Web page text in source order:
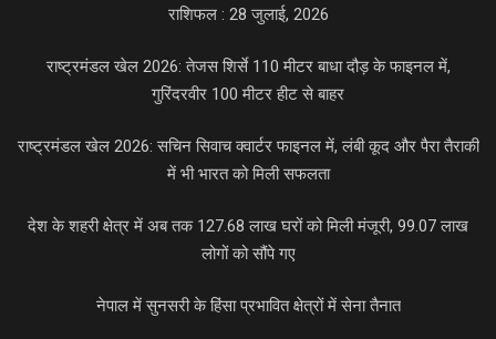
राशिफल : 28 जुलाई, 2026
राष्ट्रमंडल खेल 2026: तेजस शिर्से 110 मीटर बाधा दौड़ के फाइनल में,
गुरिंदरवीर 100 मीटर हीट से बाहर
राष्ट्रमंडल खेल 2026: सचिन सिवाच क्वार्टर फाइनल में, लंबी कूद और पैरा तैराकी
में भी भारत को मिली सफलता
देश के शहरी क्षेत्र में अब तक 127.68 लाख घरों को मिली मंजूरी, 99.07 लाख
लोगों को सौंपे गए
नेपाल में सुनसरी के हिंसा प्रभावित क्षेत्रों में सेना तैनात